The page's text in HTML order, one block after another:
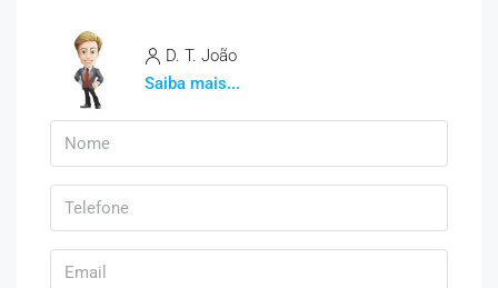
D. T. João
Saiba mais...